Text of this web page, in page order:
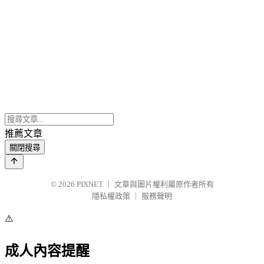
推薦文章
關閉搜尋
© 2026 PIXNET
文章與圖片權利屬原作者所有
隱私權政策
服務聲明
⚠️
成人內容提醒